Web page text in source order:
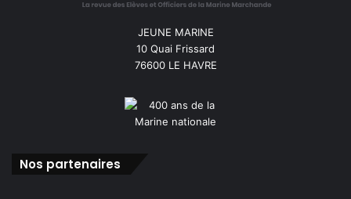
JEUNE MARINE
10 Quai Frissard
76600 LE HAVRE
Nos partenaires